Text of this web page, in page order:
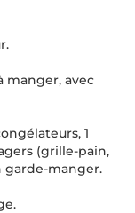
manger, avec
1
(grille-pain,
garde-manger.